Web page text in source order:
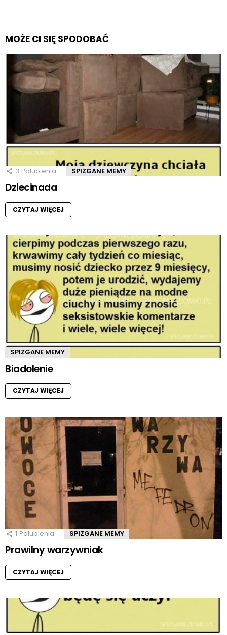
MOŻE CI SIĘ SPODOBAĆ
3 Polubienia SPIZGANE MEMY
Dziecinada
CZYTAJ WIĘCEJ
SPIZGANE MEMY
Biadolenie
CZYTAJ WIĘCEJ
1 Polubienia SPIZGANE MEMY
Prawilny warzywniak
CZYTAJ WIĘCEJ